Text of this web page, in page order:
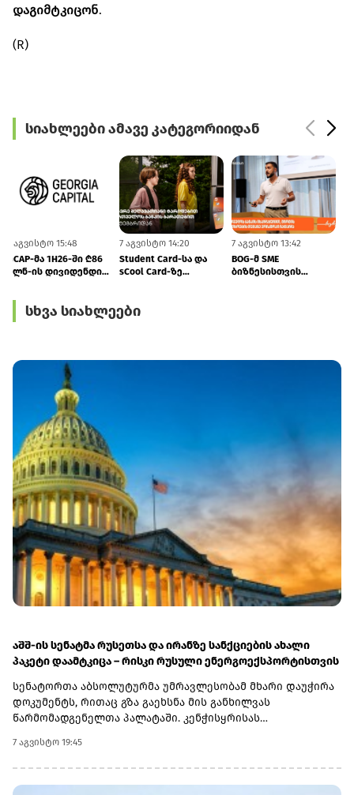
დაგიმტკიცონ.
(R)
სიახლეები ამავე კატეგორიიდან
7 აგვისტო 15:48
GCAP-მა 1H26-ში ₾86
მლნ-ის დივიდენდი
7 აგვისტო 14:20
Student Card-სა და
sCool Card-ზე
შეღავათიანი ტარიფი
7 აგვისტო 13:42
BOG-მ SME
ბიზნესისთვის
სხვა სიახლეები
აშშ-ის სენატმა რუსეთსა და ირანზე სანქციების ახალი
პაკეტი დაამტკიცა – რისკი რუსული ენერგოექსპორტისთვის
სენატორთა აბსოლუტურმა უმრავლესობამ მხარი დაუჭირა
დოკუმენტს, რითაც გზა გაეხსნა მის განხილვას
წარმომადგენელთა პალატაში. კენჭისყრისას
წინააღმდეგ კანონპროექტზე, სახელწოდებით „ლინდსი ო.
გრემის 2026 წლის სანქციების აქტი რუსეთისა და ირანის
წინააღმდეგ“. საბოლოო დათვლით შედეგი 86 ხმა 11-ის
7 აგვისტო 19:45